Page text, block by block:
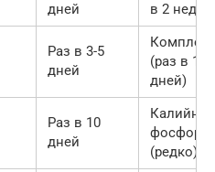
дней
в 2
Раз в 3-5
дней
(раз в 14
дней)
Раз в 10
дней
Калийно-
(редко)